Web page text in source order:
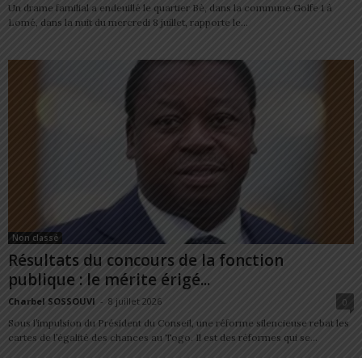
Un drame familial a endeuillé le quartier Bè, dans la commune Golfe 1 à
Lomé, dans la nuit du mercredi 8 juillet, rapporte le...
Non classé
Résultats du concours de la fonction
publique : le mérite érigé...
Charbel SOSSOUVI - 8 juillet 2026
0
Sous l’impulsion du Président du Conseil, une réforme silencieuse rebat les
cartes de l’égalité des chances au Togo. Il est des réformes qui se...